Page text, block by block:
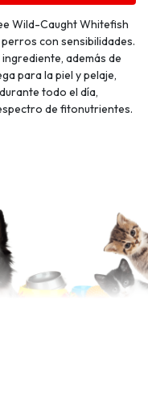
Wild-Caught Whitefish
con sensibilidades.
además de
para la piel y pelaje,
todo el día,
de fitonutrientes.